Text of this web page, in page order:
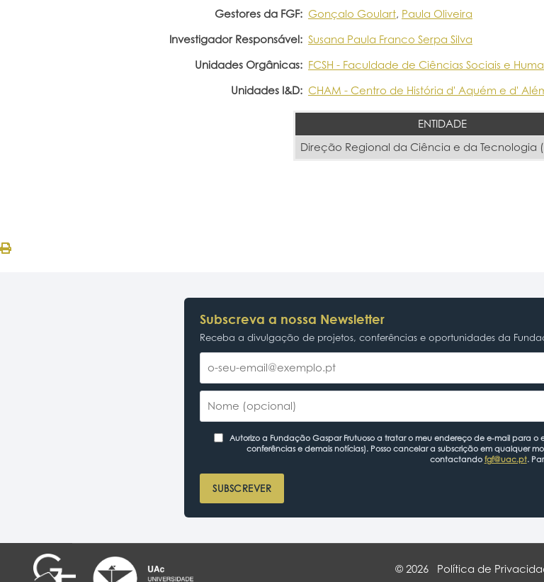
Gestores da FGF: Gonçalo Goulart, Paula Oliveira
Investigador Responsável: Susana Paula Franco Serpa Silva
Unidades Orgânicas: FCSH - Faculdade de Ciências Sociais e
Unidades I&D: CHAM - Centro de História d' Aquém e d'
ENTIDADE
Direção Regional da Ciência e da Tecnologia
Subscreva a nossa Newsletter
Receba a divulgação de projetos, conferências e oportunidades da
Autorizo a Fundação Gaspar Frutuoso a tratar o meu endereço de e-mail para o
conferências e demais notícias). Posso cancelar a subscrição em qualquer
contactando fgf@uac.pt.
SUBSCREVER
© 2026 Política de